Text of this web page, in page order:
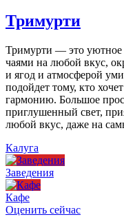
Тримурти
Тримурти — это уютное
чаями на любой вкус,
и ягод и атмосферой
подойдет тому, кто
гармонию. Большое
приглушенный свет,
любой вкус, даже на
Калуга
Заведения
Кафе
Оценить сейчас